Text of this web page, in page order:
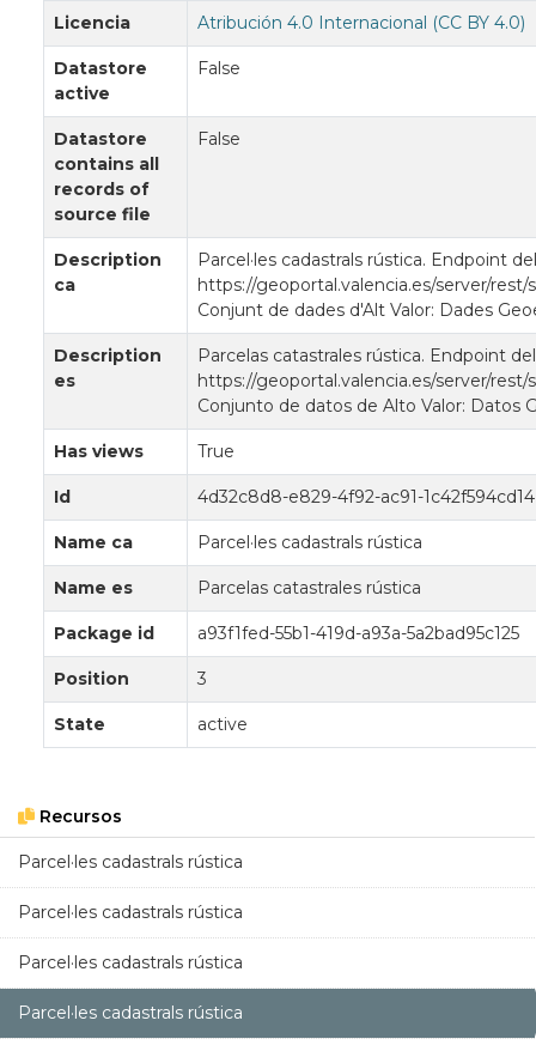
Recursos
Parcel·les cadastrals rústica
Parcel·les cadastrals rústica
Parcel·les cadastrals rústica
Parcel·les cadastrals rústica
Licencia Atribución 4.0 Internacional (CC BY 4.0)
Datastore
active
False
Datastore
contains all
records of
source file
False
Description
ca
Parcel·les cadastrals rústica. Endpoint
https://geoportal.valencia.es/server/
Conjunt de dades d'Alt Valor: Dades
Description
es
Parcelas catastrales rústica. Endpoint
https://geoportal.valencia.es/server/
Conjunto de datos de Alto Valor: Datos
Has views True
Id 4d32c8d8-e829-4f92-ac91-1c42f594cd14
Name ca Parcel·les cadastrals rústica
Name es Parcelas catastrales rústica
Package id a93f1fed-55b1-419d-a93a-5a2bad95c125
Position 3
State active